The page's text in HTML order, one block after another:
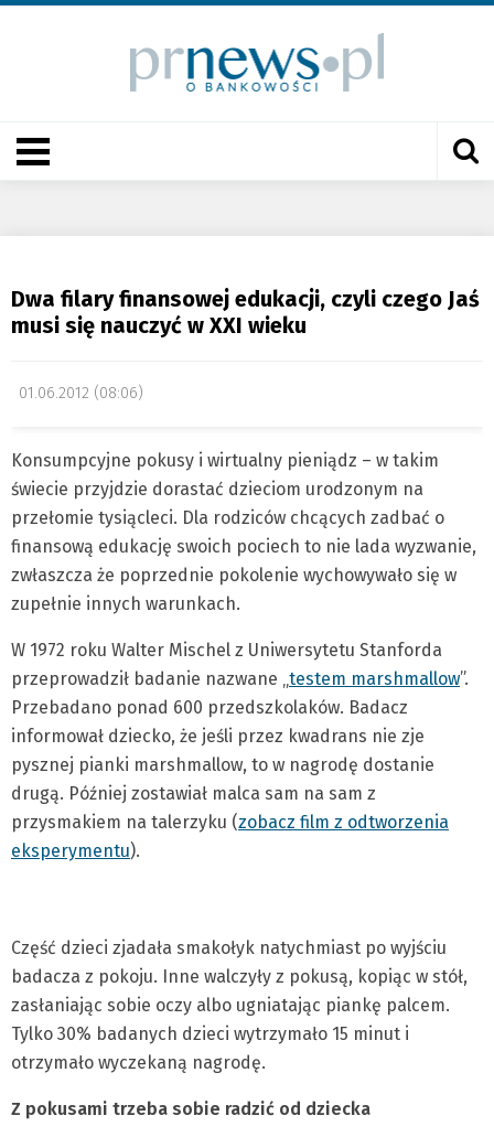
Dwa filary finansowej edukacji, czyli czego Jaś
musi się nauczyć w XXI wieku
01.06.2012 (08:06)
Konsumpcyjne pokusy i wirtualny pieniądz – w takim
świecie przyjdzie dorastać dzieciom urodzonym na
przełomie tysiącleci. Dla rodziców chcących zadbać o
finansową edukację swoich pociech to nie lada wyzwanie,
zwłaszcza że poprzednie pokolenie wychowywało się w
zupełnie innych warunkach.
W 1972 roku Walter Mischel z Uniwersytetu Stanforda
przeprowadził badanie nazwane „testem marshmallow”.
Przebadano ponad 600 przedszkolaków. Badacz
informował dziecko, że jeśli przez kwadrans nie zje
pysznej pianki marshmallow, to w nagrodę dostanie
drugą. Później zostawiał malca sam na sam z
przysmakiem na talerzyku (zobacz film z odtworzenia
eksperymentu).
Część dzieci zjadała smakołyk natychmiast po wyjściu
badacza z pokoju. Inne walczyły z pokusą, kopiąc w stół,
zasłaniając sobie oczy albo ugniatając piankę palcem.
Tylko 30% badanych dzieci wytrzymało 15 minut i
otrzymało wyczekaną nagrodę.
Z pokusami trzeba sobie radzić od dziecka